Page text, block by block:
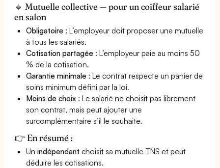
🔹 Mutuelle collective — pour un coiffeur salarié
en salon
Obligatoire : L’employeur doit proposer une mutuelle
à tous les salariés.
Cotisation partagée : L’employeur paie au moins 50
% de la cotisation.
Garantie minimale : Le contrat respecte un panier de
soins minimum défini par la loi.
Moins de choix : Le salarié ne choisit pas librement
son contrat, mais peut ajouter une
surcomplémentaire s’il le souhaite.
👉 En résumé :
Unindépendant choisit sa mutuelle TNS et peut
déduire les cotisations.